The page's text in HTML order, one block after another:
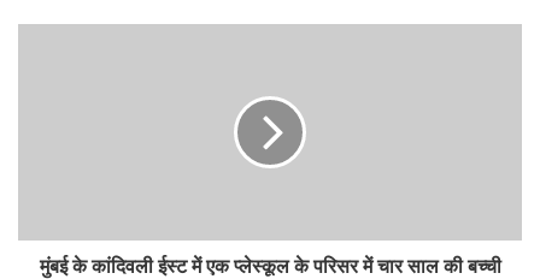
मुंबई के कांदिवली ईस्ट में एक प्लेस्कूल के परिसर में चार साल की बच्ची